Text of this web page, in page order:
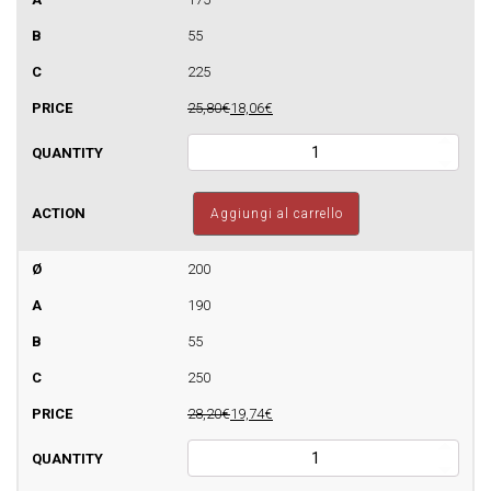
quantità
55
225
25,80€18,06€
murale
canne
fumarie
parete
quantità
Aggiungi al carrello
200
190
55
250
28,20€19,74€
murale